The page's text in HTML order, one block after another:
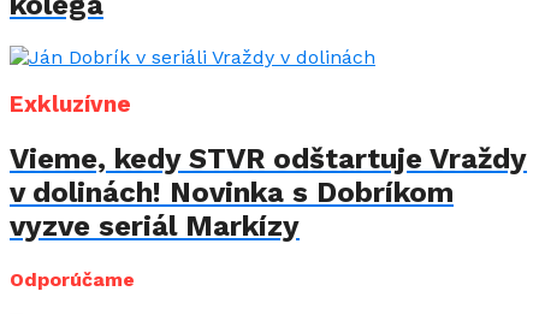
Exkluzívne
Vieme, kedy STVR odštartuje Vraždy
v dolinách! Novinka s Dobríkom
vyzve seriál Markízy
Odporúčame